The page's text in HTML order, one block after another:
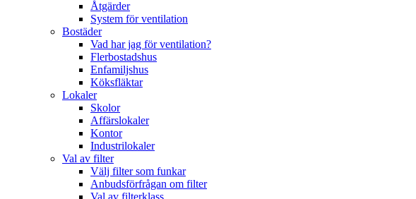
Åtgärder
System för ventilation
Bostäder
Vad har jag för ventilation?
Flerbostadshus
Enfamiljshus
Köksfläktar
Lokaler
Skolor
Affärslokaler
Kontor
Industrilokaler
Val av filter
Välj filter som funkar
Anbudsförfrågan om filter
Val av filterklass